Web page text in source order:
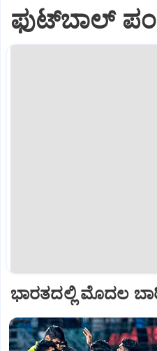
ಫುಟ್‌ಬಾಲ್
ಭಾರತದಲ್ಲಿ ಮೊದಲ